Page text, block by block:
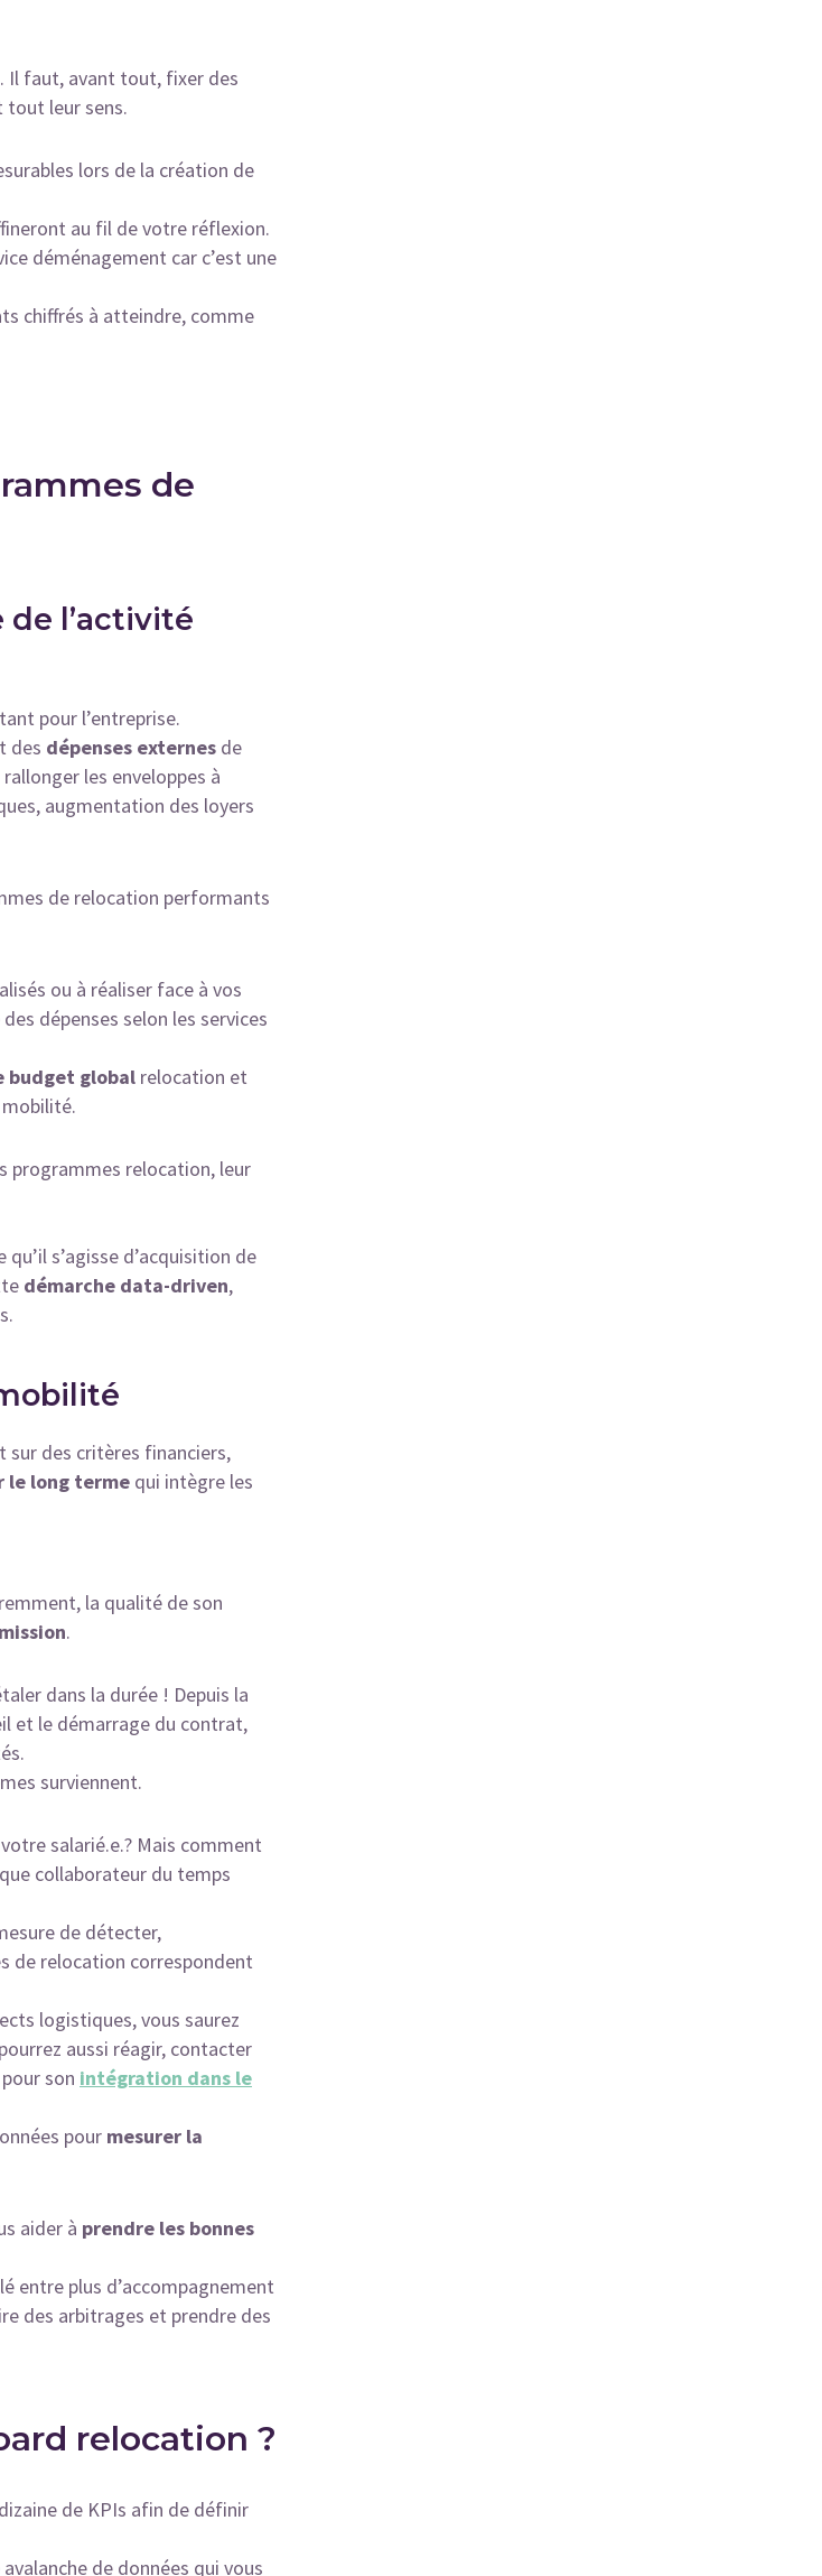
Il faut, avant tout, fixer des
tout leur sens.
lors de la création de
au fil de votre réflexion.
déménagement car c’est une
chiffrés à atteindre, comme
de
l’activité
pour l’entreprise.
des dépenses externes de
les enveloppes à
augmentation des loyers
de relocation performants
ou à réaliser face à vos
dépenses selon les services
budget global relocation et
programmes relocation, leur
s’agisse d’acquisition de
démarche data-driven,
sur des critères financiers,
le long terme qui intègre les
la qualité de son
.
dans la durée ! Depuis la
et le démarrage du contrat,
surviennent.
salarié.e.? Mais comment
collaborateur du temps
de détecter,
de relocation correspondent
logistiques, vous saurez
aussi réagir, contacter
son intégration dans le
pour mesurer la
aider à prendre les bonnes
entre plus d’accompagnement
des arbitrages et prendre des
relocation ?
de KPIs afin de définir
de données qui vous